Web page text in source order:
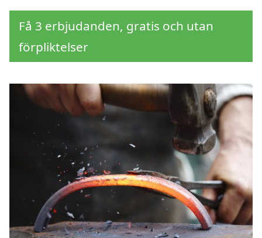
Få 3 erbjudanden, gratis och utan
förpliktelser